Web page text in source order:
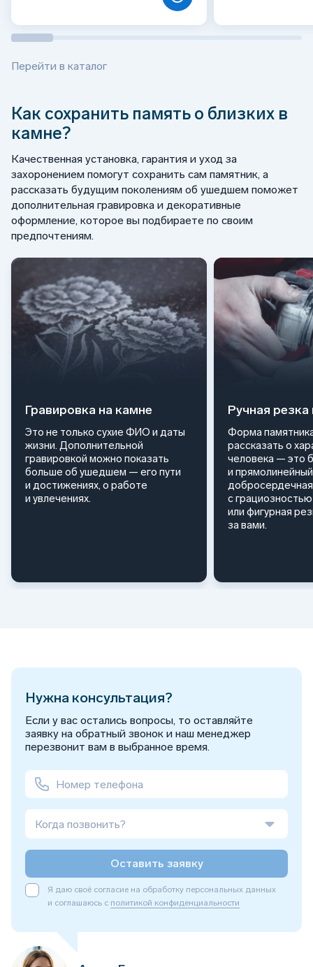
Перейти в каталог
Как сохранить память о близких в
камне?
Качественная установка, гарантия и уход за
захоронением помогут сохранить сам памятник, а
рассказать будущим поколениям об ушедшем поможет
дополнительная гравировка и декоративные
оформление, которое вы подбираете по своим
предпочтениям.
Гравировка на камне
Это не только сухие ФИО и даты
жизни. Дополнительной
гравировкой можно показать
больше об ушедшем — его пути
и достижениях, о работе
и увлечениях.
Ручная
Форма
рассказать о
человека — это
и
с
или фигурная
за вами.
Нужна консультация?
Если у вас остались вопросы, то оставляйте
заявку на обратный звонок и наш менеджер
перезвонит вам в выбранное время.
Когда позвонить?
Оставить заявку
Я даю своё согласие на обработку персональных данных
и соглашаюсь с политикой конфиденциальности